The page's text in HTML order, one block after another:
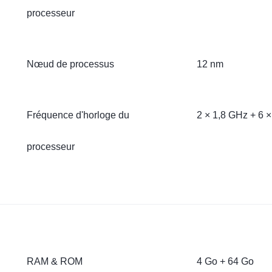
processeur
Nœud de processus 12 nm
Fréquence d'horloge du
processeur
2 × 1,8 GHz + 6
RAM & ROM 4 Go + 64 Go